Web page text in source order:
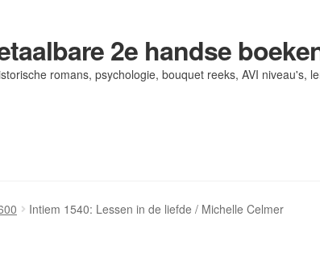
2e handse
romans, psychologie, bouquet reeks, AVI niveau's,
Intiem 1540: Lessen in de liefde / Michelle Celmer